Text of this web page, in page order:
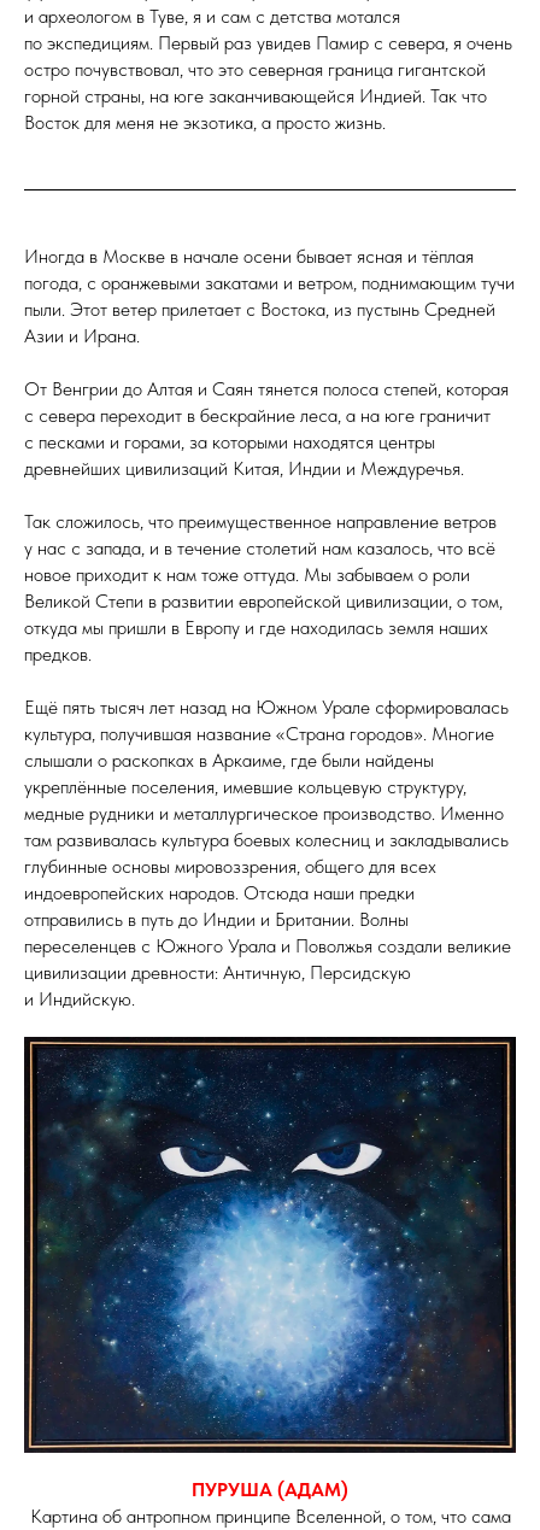
и археологом в Туве, я и сам с детства мотался
по экспедициям. Первый раз увидев Памир с севера, я очень
остро почувствовал, что это северная граница гигантской
горной страны, на юге заканчивающейся Индией. Так что
Восток для меня не экзотика, а просто жизнь.
Иногда в Москве в начале осени бывает ясная и тёплая
погода, с оранжевыми закатами и ветром, поднимающим тучи
пыли. Этот ветер прилетает с Востока, из пустынь Средней
Азии и Ирана.
От Венгрии до Алтая и Саян тянется полоса степей, которая
с севера переходит в бескрайние леса, а на юге граничит
с песками и горами, за которыми находятся центры
древнейших цивилизаций Китая, Индии и Междуречья.
Так сложилось, что преимущественное направление ветров
у нас с запада, и в течение столетий нам казалось, что всё
новое приходит к нам тоже оттуда. Мы забываем о роли
Великой Степи в развитии европейской цивилизации, о том,
откуда мы пришли в Европу и где находилась земля наших
предков.
Ещё пять тысяч лет назад на Южном Урале сформировалась
культура, получившая название «Страна городов». Многие
слышали о раскопках в Аркаиме, где были найдены
укреплённые поселения, имевшие кольцевую структуру,
медные рудники и металлургическое производство. Именно
там развивалась культура боевых колесниц и закладывались
глубинные основы мировоззрения, общего для всех
индоевропейских народов. Отсюда наши предки
отправились в путь до Индии и Британии. Волны
переселенцев с Южного Урала и Поволжья создали великие
цивилизации древности: Античную, Персидскую
и Индийскую.
ПУРУША (АДАМ)
Картина об антропном принципе Вселенной, о том, что сама